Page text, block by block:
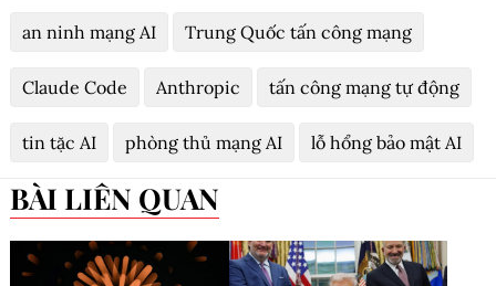
an ninh mạng AI Trung Quốc tấn công mạng
Claude Code Anthropic tấn công mạng tự động
tin tặc AI phòng thủ mạng AI lỗ hổng bảo mật AI
BÀI LIÊN QUAN